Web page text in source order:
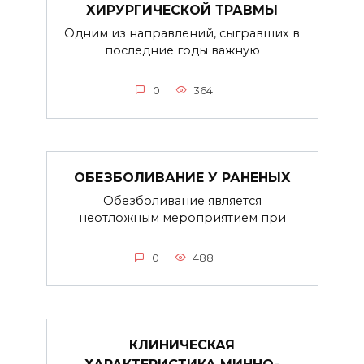
ХИРУРГИЧЕСКОЙ ТРАВМЫ
Одним из направлений, сыгравших в
последние годы важную
0 364
ОБЕЗБОЛИВАНИЕ У РАНЕНЫХ
Обезболивание является
неотложным мероприятием при
0 488
КЛИНИЧЕСКАЯ